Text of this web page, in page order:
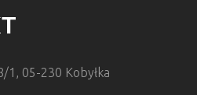
1, 05-230 Kobyłka